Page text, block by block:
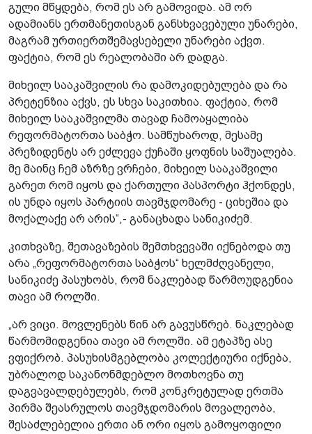
გული მწყდება, რომ ეს არ გამოვიდა. ამ ორ
ადამიანს ერთმანეთისგან განსხვავებული უნარები,
მაგრამ ურთიერთშემავსებელი უნარები აქვთ.
ფაქტია, რომ ეს რეალობაში არ დადგა.
მიხეილ სააკაშვილის რა დამოკიდებულება და რა
პრეტენზია აქვს, ეს სხვა საკითხია. ფაქტია, რომ
მიხეილ სააკაშვილმა თავად ჩამოაყალიბა
რეფორმატორთა საბჭო. სამწუხაროდ, მესამე
პრეზიდენტს არ ეძლევა ქუჩაში ყოფნის საშუალება.
მე მაინც ჩემ აზრზე ვრჩები, მიხეილ სააკაშვილი
გარეთ რომ იყოს და ქართული პასპორტი ჰქონდეს,
ის უნდა იყოს პარტიის თავმჯდომარე - ციხეშია და
მოქალაქე არ არის“,- განაცხადა სანიკიძემ.
კითხვაზე, შეთავაზების შემთხვევაში იქნებოდა თუ
არა „რეფორმატორთა საბჭოს“ ხელმძღვანელი,
სანიკიძე პასუხობს, რომ ნაკლებად წარმოუდგენია
თავი ამ როლში.
„არ ვიცი. მოვლენებს წინ არ გავუსწრებ. ნაკლებად
წარმომიდგენია თავი ამ როლში. ამ ეტაპზე ასე
ვფიქრობ. პასუხისმგებლობა კოლექტიური იქნება,
უბრალოდ საკანონმდებლო მოთხოვნა თუ
დაგვავალდებულებს, რომ კონკრეტულად ერთმა
პირმა შეასრულოს თავმჯდომარის მოვალეობა,
შესაძლებელია ერთი ან ორი იყოს გამოყოფილი